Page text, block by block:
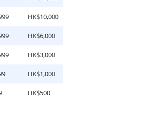
HK$10,000
HK$6,000
HK$3,000
HK$1,000
HK$500